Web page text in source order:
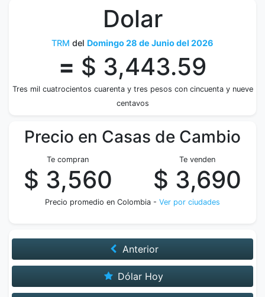
Dolar
TRM del Domingo 28 de Junio del 2026
= $ 3,443.59
Tres mil cuatrocientos cuarenta y tres pesos con cincuenta y nueve
centavos
Precio en Casas de Cambio
Te compran
$ 3,560
Te venden
$ 3,690
Precio promedio en Colombia - Ver por ciudades
Anterior
Dólar Hoy